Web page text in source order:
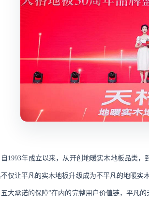
自 1993年成立以来，从开创地暖实木地板品类，
不仅让平凡的实木地板升级成为不平凡的地暖实
大承诺的保障”在内的完整用户价值链，平凡